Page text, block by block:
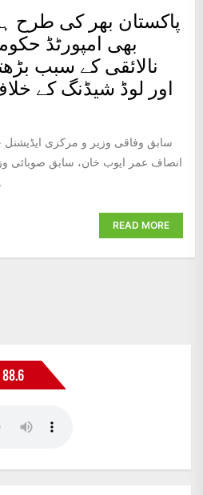
پاکستان بھر کی طرح
بھی امپورٹڈ
نالائقی کے سبب
اور لوڈ شیڈنگ کے
سابق وفاقی وزیر و مرکزی
انصاف عمر ایوب خان، سابق صوبائی
READ MORE
88.6